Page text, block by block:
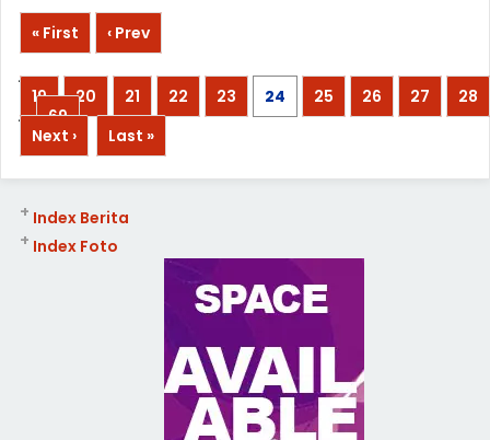
« First
‹ Prev
...
19
20 21 22 23 24 25 26 27
28
...
69
Next ›
Last »
Index Berita
+
Index Foto
+